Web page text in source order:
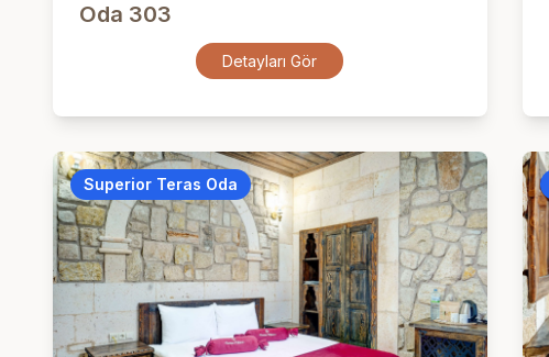
Oda 303
Detayları Gör
Superior Teras Oda